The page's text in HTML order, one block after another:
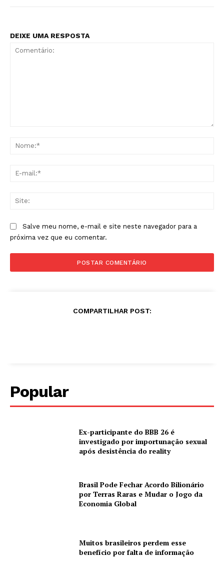
DEIXE UMA RESPOSTA
Salve meu nome, e-mail e site neste navegador para a
próxima vez que eu comentar.
COMPARTILHAR POST:
Popular
Ex-participante do BBB 26 é
investigado por importunação sexual
após desistência do reality
Brasil Pode Fechar Acordo Bilionário
por Terras Raras e Mudar o Jogo da
Economia Global
Muitos brasileiros perdem esse
benefício por falta de informação